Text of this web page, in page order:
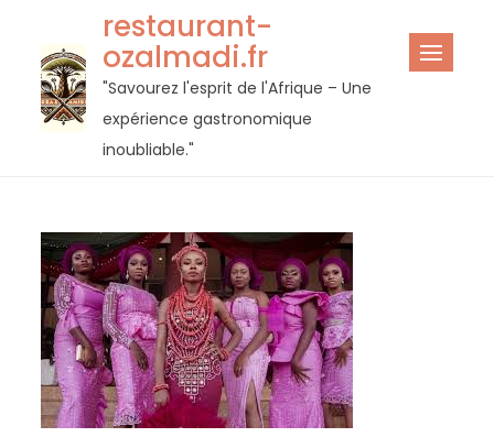
contenu
restaurant-
ozalmadi.fr
"Savourez l'esprit de l'Afrique – Une
expérience gastronomique
inoubliable."